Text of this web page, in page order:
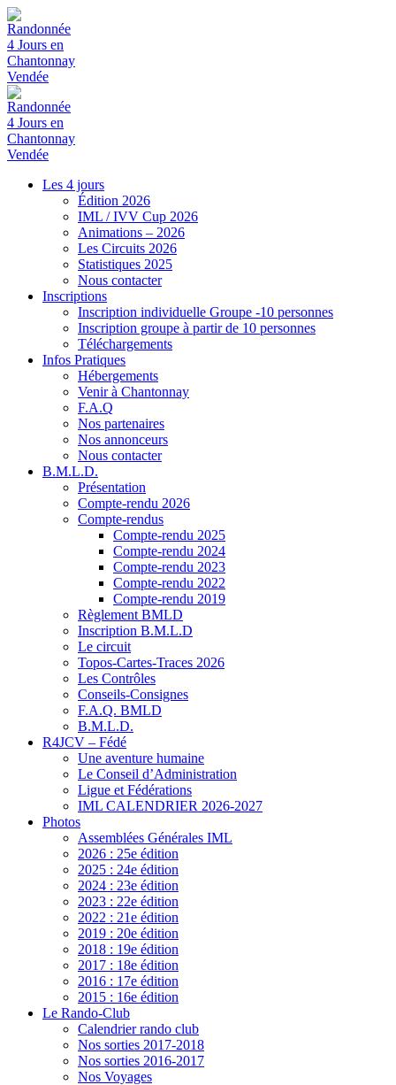
Les 4 jours
Édition 2026
IML / IVV Cup 2026
Animations – 2026
Les Circuits 2026
Statistiques 2025
Nous contacter
Inscriptions
Inscription individuelle Groupe -10 personnes
Inscription groupe à partir de 10 personnes
Téléchargements
Infos Pratiques
Hébergements
Venir à Chantonnay
F.A.Q
Nos partenaires
Nos annonceurs
Nous contacter
B.M.L.D.
Présentation
Compte-rendu 2026
Compte-rendus
Compte-rendu 2025
Compte-rendu 2024
Compte-rendu 2023
Compte-rendu 2022
Compte-rendu 2019
Règlement BMLD
Inscription B.M.L.D
Le circuit
Topos-Cartes-Traces 2026
Les Contrôles
Conseils-Consignes
F.A.Q. BMLD
B.M.L.D.
R4JCV – Fédé
Une aventure humaine
Le Conseil d’Administration
Ligue et Fédérations
IML CALENDRIER 2026-2027
Photos
Assemblées Générales IML
2026 : 25e édition
2025 : 24e édition
2024 : 23e édition
2023 : 22e édition
2022 : 21e édition
2019 : 20e édition
2018 : 19e édition
2017 : 18e édition
2016 : 17e édition
2015 : 16e édition
Le Rando-Club
Calendrier rando club
Nos sorties 2017-2018
Nos sorties 2016-2017
Nos Voyages